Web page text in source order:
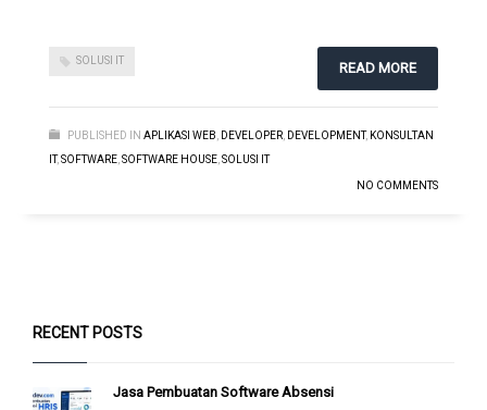
SOLUSI IT READ MORE
PUBLISHED IN APLIKASI WEB, DEVELOPER, DEVELOPMENT , KONSULTAN
,SOFTWARE,SOFTWARE HOUSE,SOLUSI IT
NO COMMENTS
RECENT POSTS
Jasa Pembuatan Software Absensi